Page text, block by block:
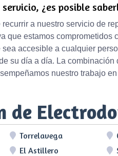
¿es posible
a nuestro servicio de
que estamos comprometidos
accesible a cualquier
su día a día. La
nuestro trabajo
de
Torrelavega
El Astillero